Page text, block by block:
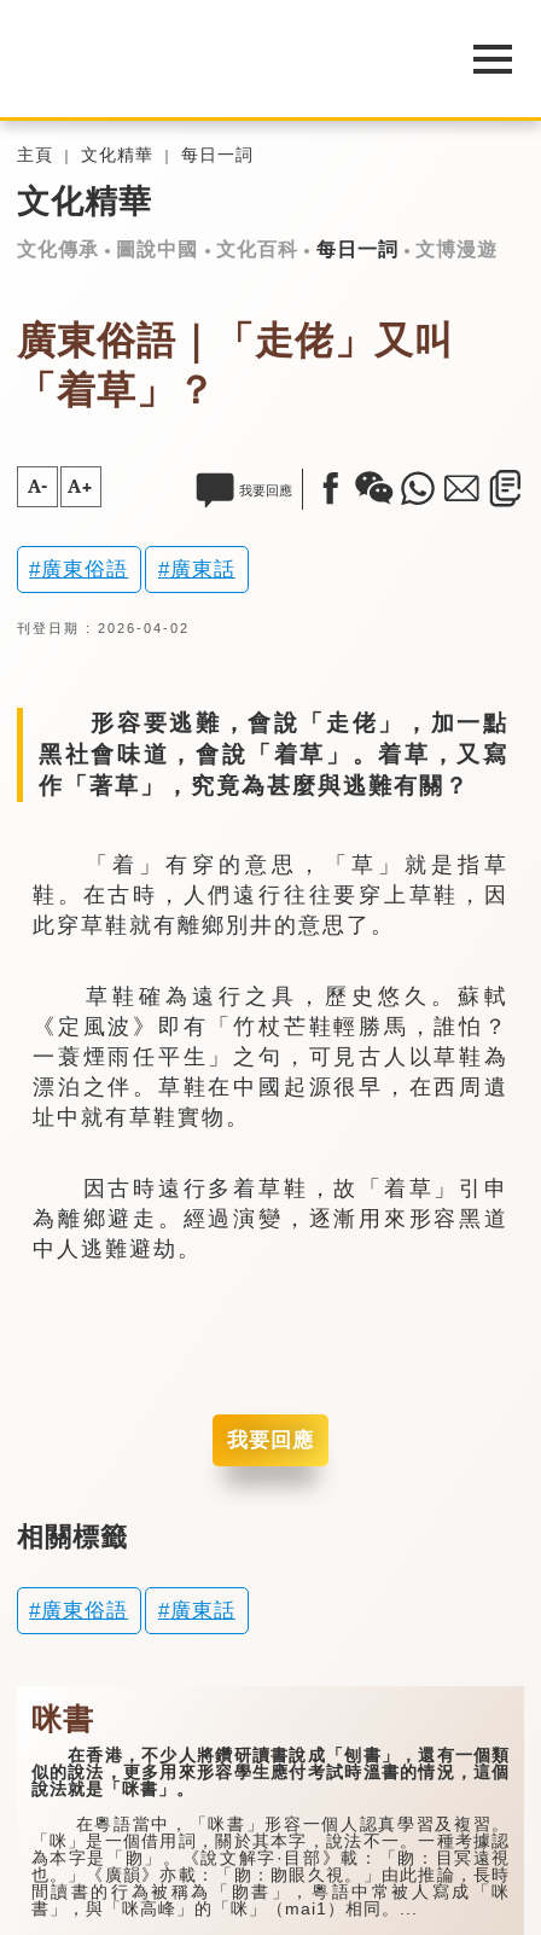
主頁 文化精華 每日一詞
文化精華
文化傳承 圖說中國 文化百科 每日一詞 文博漫遊
廣東俗語｜「走佬」又叫
「着草」？
A- A+ 我要回應
廣東俗語 廣東話
刊登日期 : 2026-04-02
形容要逃難，會說「走佬」，加一點
黑社會味道，會說「着草」。着草，又寫
作「著草」，究竟為甚麼與逃難有關？
「着」有穿的意思，「草」就是指草
鞋。在古時，人們遠行往往要穿上草鞋，因
此穿草鞋就有離鄉別井的意思了。
草鞋確為遠行之具，歷史悠久。蘇軾
《定風波》即有「竹杖芒鞋輕勝馬，誰怕？
一蓑煙雨任平生」之句，可見古人以草鞋為
漂泊之伴。草鞋在中國起源很早，在西周遺
址中就有草鞋實物。
因古時遠行多着草鞋，故「着草」引申
為離鄉避走。經過演變，逐漸用來形容黑道
中人逃難避劫。
我要回應
相關標籤
廣東俗語 廣東話
咪書
在香港，不少人將鑽研讀書說成「刨書」，還有一個類
似的說法，更多用來形容學生應付考試時溫書的情況，這個
說法就是「咪書」。
在粵語當中，「咪書」形容一個人認真學習及複習。
「咪」是一個借用詞，關於其本字，說法不一。一種考據認
為本字是「䀛」。《說文解字·目部》載：「䀛：目冥遠視
也。」《廣韻》亦載：「䀛：䀛眼久視。」由此推論，長時
間讀書的行為被稱為「䀛書」，粵語中常被人寫成「咪
書」，與「咪高峰」的「咪」（mai1）相同。...